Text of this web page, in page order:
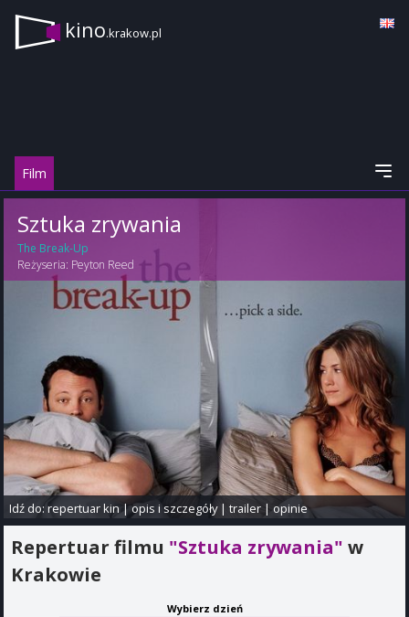
kino.krakow.pl
Film
Sztuka zrywania
The Break-Up
Reżyseria: Peyton Reed
Idź do:repertuar kin |opis i szczegóły|trailer |opinie
Repertuar filmu "Sztuka zrywania" w
Krakowie
Wybierz dzień